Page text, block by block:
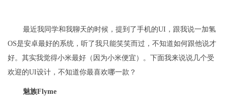
最近我同学和我聊天的时候，提到了手机的UI，跟我说一加氢
OS是安卓最好的系统，听了我只能笑笑而过，不知道如何跟他说才
好。其实我觉得小米最好（因为小米便宜）。下面我来说说几个受
欢迎的UI设计，不知道你最喜欢哪一款？
魅族Flyme